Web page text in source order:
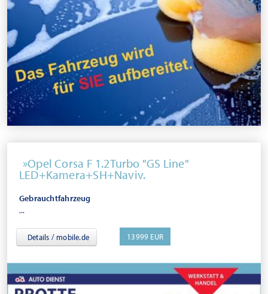
Opel Corsa F 1.2Turbo "GS Line"
LED+Kamera+SH+Naviv.
Gebrauchtfahrzeug
...
Details / mobile.de 13999 EUR